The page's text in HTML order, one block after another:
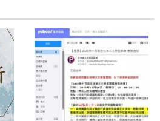
2026升私中小四小五班
星期三作敦化國小學區作文